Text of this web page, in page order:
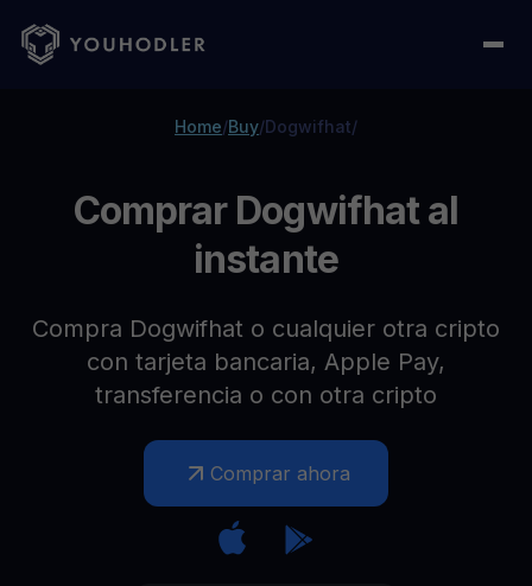
Home/Buy/Dogwifhat/
Comprar Dogwifhat al
instante
Compra Dogwifhat o cualquier otra cripto
con tarjeta bancaria, Apple Pay,
transferencia o con otra cripto
Comprar ahora